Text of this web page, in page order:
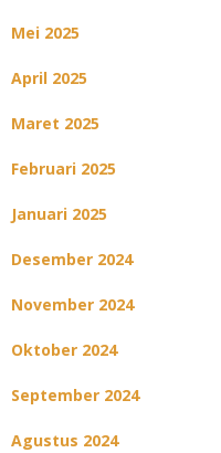
Mei 2025
April 2025
Maret 2025
Februari 2025
Januari 2025
Desember 2024
November 2024
Oktober 2024
September 2024
Agustus 2024